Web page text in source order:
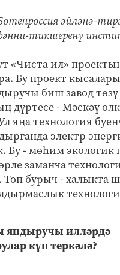
әйләнә-
тикшеренү
«Чиста ил»
Бу проект
биш завод төзү
дүртесе - Мәскәү
яңа технология
электр
Бу - мөһим экологик
заманча
Төп бурыч - халыкта
яндыручы илләрдә
күп теркәлә?